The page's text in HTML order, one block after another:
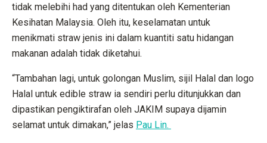
tidak melebihi had yang ditentukan oleh Kementerian
Kesihatan Malaysia. Oleh itu, keselamatan untuk
menikmati straw jenis ini dalam kuantiti satu hidangan
makanan adalah tidak diketahui.
“Tambahan lagi, untuk golongan Muslim, sijil Halal dan logo
Halal untuk edible straw ia sendiri perlu ditunjukkan dan
dipastikan pengiktirafan oleh JAKIM supaya dijamin
selamat untuk dimakan,” jelas Pau Lin.